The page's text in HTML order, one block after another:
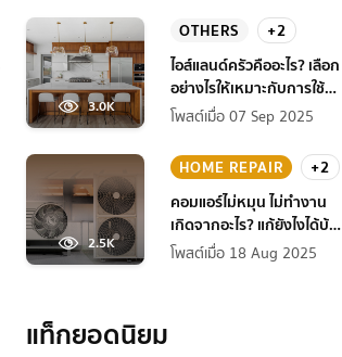
3.0K
OTHERS
+2
ไอส์แลนด์ครัวคืออะไร? เลือก
อย่างไรให้เหมาะกับการใช้
งานที่บ้าน
โพสต์เมื่อ 07 Sep 2025
2.5K
HOME REPAIR
+2
คอมแอร์ไม่หมุน ไม่ทํางาน
เกิดจากอะไร? แก้ยังไงได้บ้าง
ก่อนแอร์พัง!
โพสต์เมื่อ 18 Aug 2025
แท็กยอดนิยม